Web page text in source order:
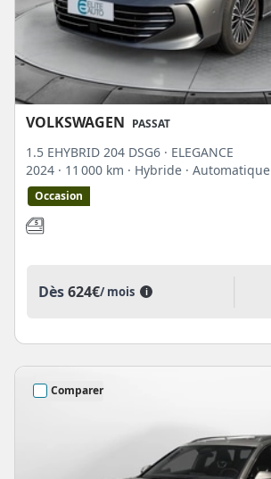
VOLKSWAGEN PASSAT
1.5 EHYBRID 204 DSG6 · ELEGANCE
2024 · 11 000 km · Hybride · Automatique
Occasion
Dès624€/ mois i
Comparer